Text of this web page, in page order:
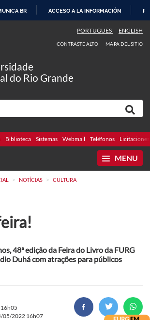
CONTENIDO
BR ACCESO A LA INFORMACIÓN
PORTUGUÊS ENGLISH
CONTRASTE ALTO MAPA DEL SITIO
do Rio Grande
Biblioteca Sistemas Webmail Teléfonos Licitaciones
MENU
> NOTÍCIAS > CULTURA
48ª edição da Feira do Livro da FURG
Duhá com atrações para públicos
05/2022 16h07